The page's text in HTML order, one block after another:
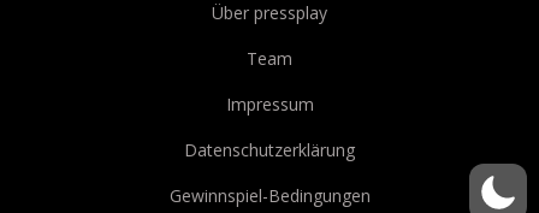
Über pressplay
Team
Impressum
Datenschutzerklärung
Gewinnspiel-Bedingungen